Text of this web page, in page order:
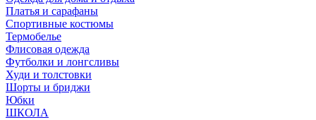
Платья и сарафаны
Спортивные костюмы
Термобелье
Флисовая одежда
Футболки и лонгсливы
Худи и толстовки
Шорты и бриджи
Юбки
ШКОЛА